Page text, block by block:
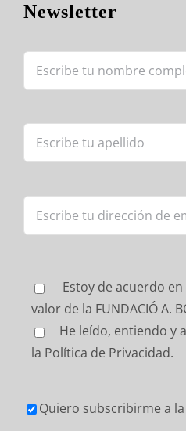
Newsletter
Estoy de acuerdo
valor de la FUNDACIÓ A.
He leído, entiendo y
la Política de Privacidad.
Quiero subscribirme a